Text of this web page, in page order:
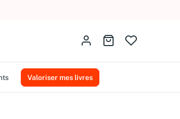
Identifiez-vousAller au panier
Valoriser mes livres